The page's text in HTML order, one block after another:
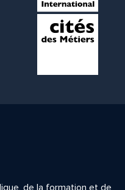
de la formation et de